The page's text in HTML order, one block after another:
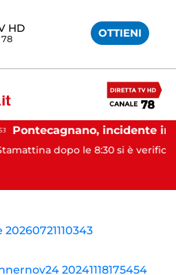
HD OTTIENI
dopo le 8:30 si è verificato